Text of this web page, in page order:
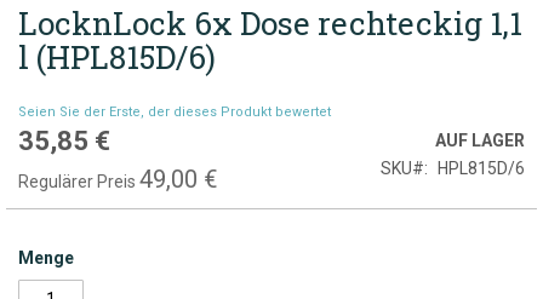
Zum
Anfang
der
springen
LocknLock 6x Dose rechteckig 1,1
l (HPL815D/6)
Seien Sie der Erste, der dieses Produkt bewertet
Sonderpreis
35,85 €
Regulärer Preis 49,00 €
AUF LAGER
SKU
HPL815D/6
Menge